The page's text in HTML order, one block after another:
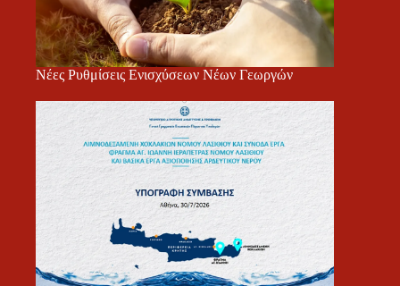
Νέες Ρυθμίσεις Ενισχύσεων Νέων Γεωργών